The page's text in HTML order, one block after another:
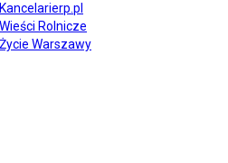
Kancelarierp.pl
Wieści Rolnicze
Życie Warszawy